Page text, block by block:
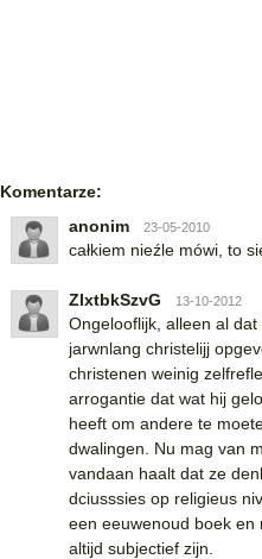
Komentarze:
anonim
23-05-2010
całkiem nieźle mówi, to
ZlxtbkSzvG 13-10-2012
Ongelooflijk, alleen al
jarwnlang christelijj
christenen weinig
arrogantie dat wat hij
heeft om andere te
dwalingen. Nu mag van
vandaan haalt dat ze
dciusssies op religieus
een eeuwenoud boek en
altijd subjectief zijn.